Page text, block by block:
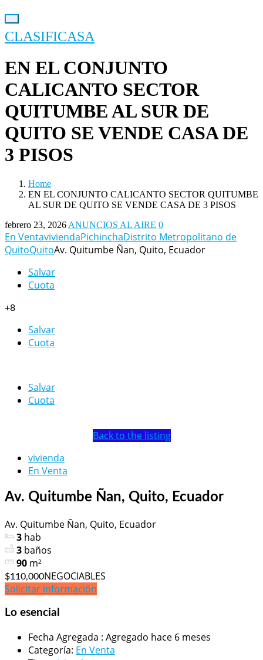
CLASIFICASA
EN EL CONJUNTO
CALICANTO SECTOR
QUITUMBE AL SUR DE
QUITO SE VENDE CASA DE
3 PISOS
Home
EN EL CONJUNTO CALICANTO SECTOR QUITUMBE
AL SUR DE QUITO SE VENDE CASA DE 3 PISOS
febrero 23, 2026 ANUNCIOS AL AIRE 0
En VentaviviendaPichinchaDistrito Metropolitano de
QuitoQuitoAv. Quitumbe Ñan, Quito, Ecuador
Salvar
Cuota
+8
Salvar
Cuota
Salvar
Cuota
Back to the listing
vivienda
En Venta
Av. Quitumbe Ñan, Quito, Ecuador
Av. Quitumbe Ñan, Quito, Ecuador
3 hab
3 baños
90 m²
$110,000NEGOCIABLES
Solicitar información
Lo esencial
Fecha Agregada : Agregado hace 6 meses
Categoría: En Venta